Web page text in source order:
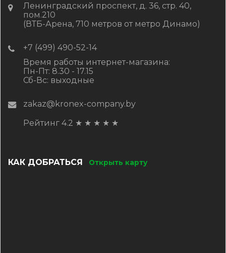
Ленинградский проспект, д. 36, стр. 40,
пом.210
(ВТБ-Арена, 710 метров от метро Динамо)
+7 (499) 490-52-14
Время работы интернет-магазина:
Пн-Пт: 8.30 - 17.15
Сб-Вс: выходные
zakaz@kronex-company.by
Рейтинг 4.2 ★ ★ ★ ★ ★
КАК ДОБРАТЬСЯ Открыть карту